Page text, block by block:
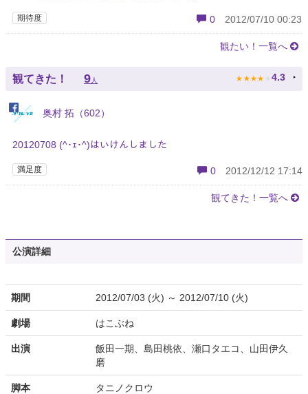
期待度 0 2012/07/10 00:23
観たい！一覧へ
観てきた！ 9 人 ★ ★ ★ ★ ★ 4.3
奥村 拓（602）
20120708 (^･ｪ･^)はいけんしました
満足度 0 2012/12/12 17:14
観てきた！一覧へ
公演詳細
期間 2012/07/03 (火) ～ 2012/07/10 (火)
劇場 はこぶね
出演
飯田一期、島田桃依、瀬口タエコ、山田伊久
磨
脚本 タニノクロウ